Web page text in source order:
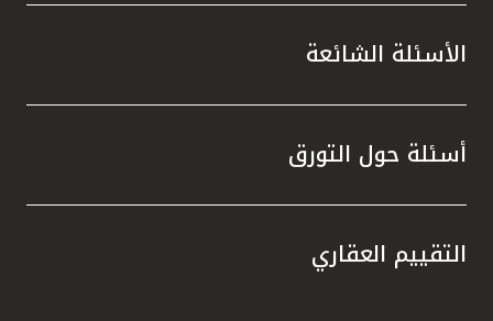
الأسئلة الشائعة
أسئلة حول التورق
التقييم العقاري